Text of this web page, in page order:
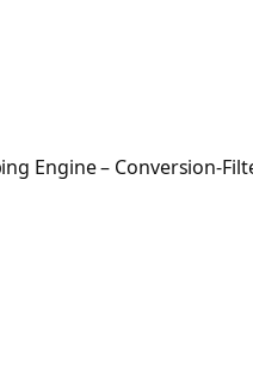
Engine – Conversion-